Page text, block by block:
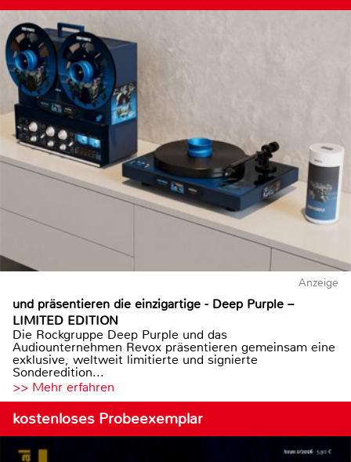
Anzeige
und präsentieren die einzigartige - Deep Purple –
LIMITED EDITION
Die Rockgruppe Deep Purple und das
Audiounternehmen Revox präsentieren gemeinsam eine
exklusive, weltweit limitierte und signierte
Sonderedition...
>> Mehr erfahren
kostenloses Probeexemplar